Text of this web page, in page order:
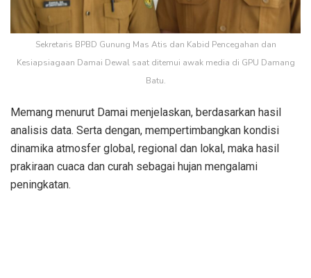
Sekretaris BPBD Gunung Mas Atis dan Kabid Pencegahan dan
Kesiapsiagaan Damai Dewal saat ditemui awak media di GPU Damang
Batu.
Memang menurut Damai menjelaskan, berdasarkan hasil
analisis data. Serta dengan, mempertimbangkan kondisi
dinamika atmosfer global, regional dan lokal, maka hasil
prakiraan cuaca dan curah sebagai hujan mengalami
peningkatan.